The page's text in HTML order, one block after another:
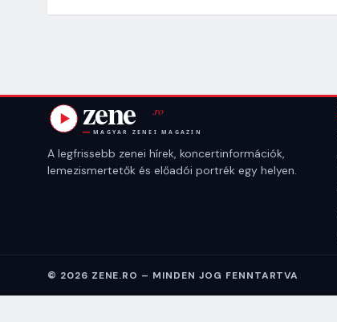
A legfrissebb zenei hírek, koncertinformációk,
lemezismertetők és előadói portrék egy helyen.
© 2026 ZENE.RO – MINDEN JOG FENNTARTVA